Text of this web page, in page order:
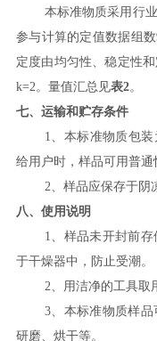
本标准物质采用行
参与计算的定值数据组数
定度由均匀性、稳定性
k=2。量值汇总见表2。
七、运输和贮存条件
1、本标准物质包装
给用户时，样品可用普通
2、样品应保存于阴
八、使用说明
1、样品未开封前
于干燥器中，防止受潮。
2、用洁净的工具取
3、本标准物质样
研磨、烘干等。